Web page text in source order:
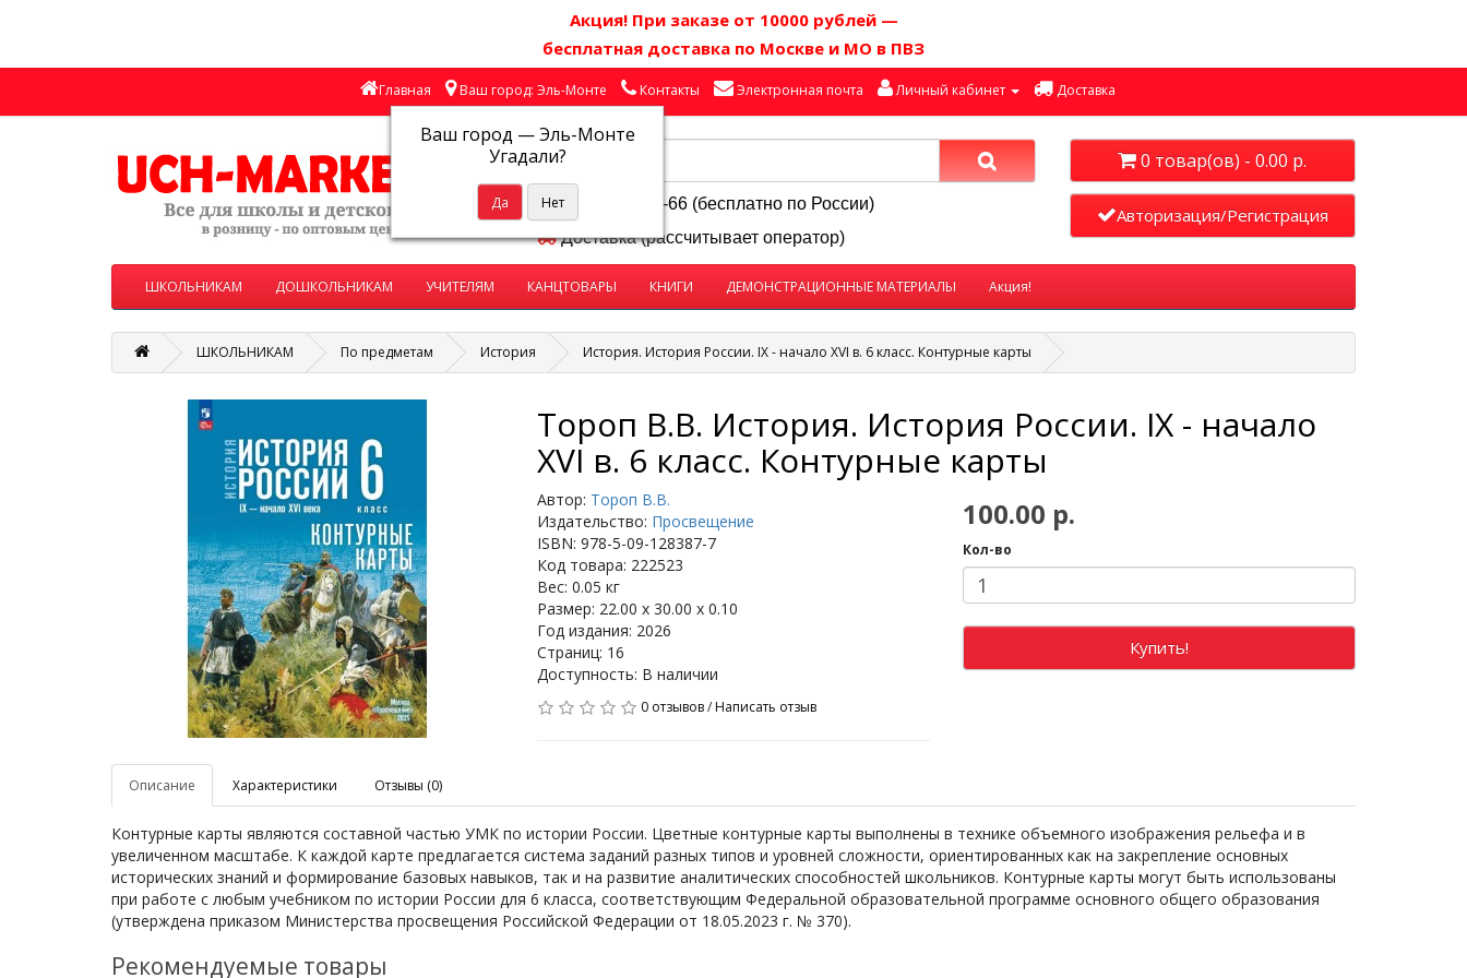
Акция! При заказе от 10000 рублей —
бесплатная доставка по Москве и МО в ПВЗ
Главная Ваш город: Эль-Монте
Ваш город —Эль-Монте
Угадали?
Контакты Электронная почта Личный кабинет Доставка
0 товар(ов) - 0.00 р.
8-800-250-58-66 (бесплатно по России)
Доставка (рассчитывает оператор)
Авторизация/Регистрация
ШКОЛЬНИКАМ ДОШКОЛЬНИКАМ УЧИТЕЛЯМ КАНЦТОВАРЫ КНИГИ ДЕМОНСТРАЦИОННЫЕ МАТЕРИАЛЫ Акция!
ШКОЛЬНИКАМ По предметам История История. История России. IX - начало XVI в. 6 класс. Контурные карты
Тороп В.В. История. История России. IX - начало
XVI в. 6 класс. Контурные карты
Автор: Тороп В.В.
Издательство: Просвещение
ISBN: 978-5-09-128387-7
Код товара: 222523
Вес: 0.05 кг
Размер: 22.00 x 30.00 x 0.10
Год издания: 2026
Страниц: 16
Доступность: В наличии
0 отзывов/Написать отзыв
100.00 р.
Кол-во
Купить!
Описание Характеристики Отзывы (0)
Контурные карты являются составной частью УМК по истории России. Цветные контурные карты выполнены в технике объемного изображения рельефа и в
увеличенном масштабе. К каждой карте предлагается система заданий разных типов и уровней сложности, ориентированных как на закрепление основных
исторических знаний и формирование базовых навыков, так и на развитие аналитических способностей школьников. Контурные карты могут быть использованы
при работе с любым учебником по истории России для 6 класса, соответствующим Федеральной образовательной программе основного общего образования
(утверждена приказом Министерства просвещения Российской Федерации от 18.05.2023 г. № 370).
Рекомендуемые товары